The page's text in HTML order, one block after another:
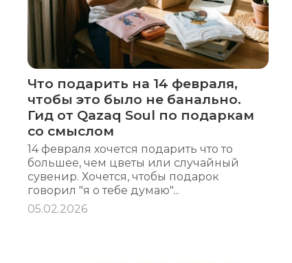
Что подарить на 14 февраля,
чтобы это было не банально.
Гид от Qazaq Soul по подаркам
со смыслом
14 февраля хочется подарить что то
большее, чем цветы или случайный
сувенир. Хочется, чтобы подарок
говорил "я о тебе думаю"...
05.02.2026